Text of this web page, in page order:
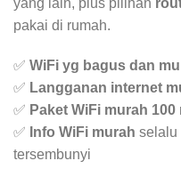
pakai di rumah.
✅ WiFi yg bagus dan
✅ Langganan internet
✅ Paket WiFi murah 100
✅ Info WiFi murah selalu
tersembunyi